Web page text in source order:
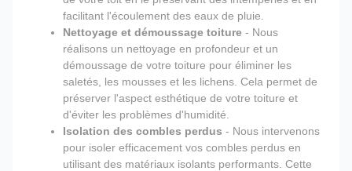
facilitant l'écoulement des eaux de pluie.
Nettoyage et démoussage toiture - Nous
réalisons un nettoyage en profondeur et un
démoussage de votre toiture pour éliminer les
saletés, les mousses et les lichens. Cela permet de
préserver l'aspect esthétique de votre toiture et
d'éviter les problèmes d'humidité.
Isolation des combles perdus - Nous intervenons
pour isoler efficacement vos combles perdus en
utilisant des matériaux isolants performants. Cette